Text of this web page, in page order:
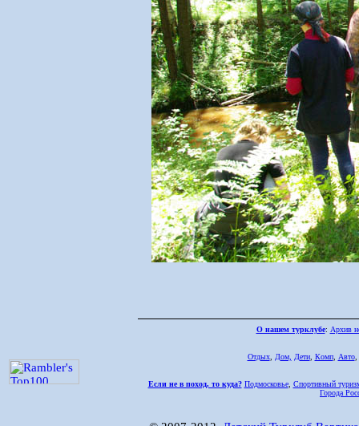
О нашем турклубе: Архив
Отдых, Дом, Дети, Комп, Авто,
Если не в поход, то куда? Подмосковье, Спортивный
Города